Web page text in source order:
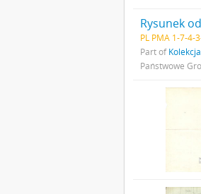
PL PMA 1-7-4-
Part of
Państwowe